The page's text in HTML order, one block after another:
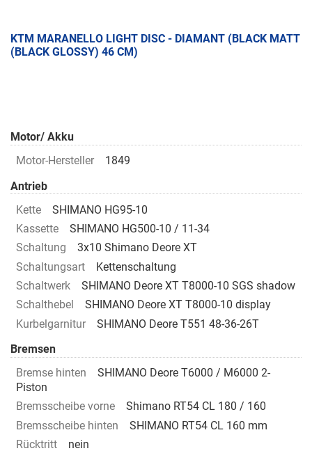
KTM MARANELLO LIGHT DISC - DIAMANT (BLACK MATT
(BLACK GLOSSY) 46 CM)
Motor/ Akku
Motor-Hersteller
1849
Antrieb
Kette
SHIMANO HG95-10
Kassette
SHIMANO HG500-10 / 11-34
Schaltung
3x10 Shimano Deore XT
Schaltungsart
Kettenschaltung
Schaltwerk
SHIMANO Deore XT T8000-10 SGS shadow
Schalthebel
SHIMANO Deore XT T8000-10 display
Kurbelgarnitur
SHIMANO Deore T551 48-36-26T
Bremsen
Bremse hinten
SHIMANO Deore T6000 / M6000 2-
Piston
Bremsscheibe vorne
Shimano RT54 CL 180 / 160
Bremsscheibe hinten
SHIMANO RT54 CL 160 mm
Rücktritt
nein